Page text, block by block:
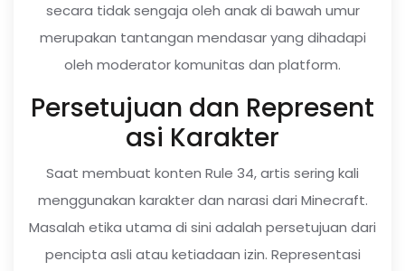
secara tidak sengaja oleh anak di bawah umur
merupakan tantangan mendasar yang dihadapi
oleh moderator komunitas dan platform.
Persetujuan dan Represent
asi Karakter
Saat membuat konten Rule 34, artis sering kali
menggunakan karakter dan narasi dari Minecraft.
Masalah etika utama di sini adalah persetujuan dari
pencipta asli atau ketiadaan izin. Representasi